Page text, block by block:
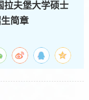
拉夫堡大学硕士
简章